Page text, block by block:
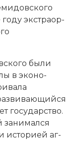
экс­т­ра­ор­
бы­ли
в эко­но­
го­су­дар­ство.
ис­то­ри­ей аг­